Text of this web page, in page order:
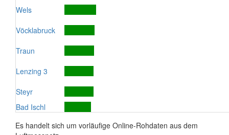
Wels
Vöcklabruck
Traun
Lenzing 3
Steyr
Bad Ischl
Es handelt sich um vorläufige Online-Rohdaten aus dem